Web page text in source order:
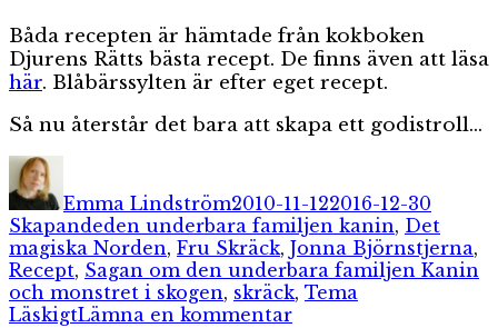
Båda recepten är hämtade från kokboken
Djurens Rätts bästa recept. De finns även att läsa
här. Blåbärssylten är efter eget recept.
Så nu återstår det bara att skapa ett godistroll…
Emma Lindström2010-11-122016-12-30
SkapandeEtiketter
den underbara familjen kanin, Det
magiska Norden, Fru Skräck, Jonna Björnstjerna,
Recept, Sagan om den underbara familjen Kanin
och monstret i skogen, skräck, Tema
LäskigtLämna en kommentartill